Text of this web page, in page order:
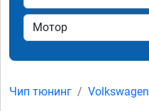
Чип тюнинг Volkswagen